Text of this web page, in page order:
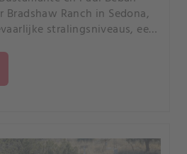
Bradshaw Ranch in Sedona,
stralingsniveaus, een